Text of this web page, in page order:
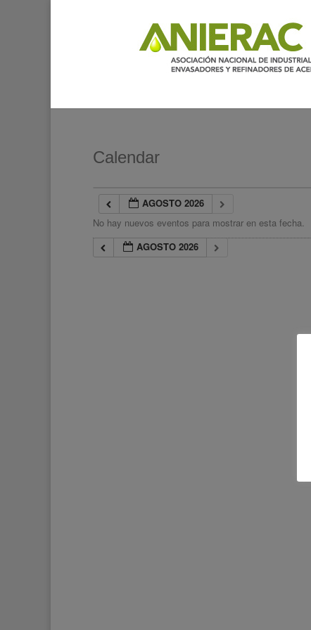
Calendar
AGOSTO 2026
No hay nuevos eventos para mostrar en esta fecha.
AGOSTO 2026